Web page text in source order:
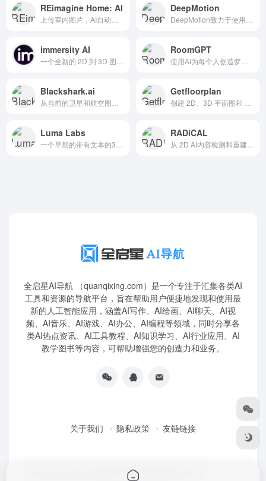
REimagine Home: AI DeepMotion
immersity AI RoomGPT
Blackshark.ai Getfloorplan
Luma Labs RADiCAL
全启星AI导航 （quanqixing.com）是一个专注于汇集各类AI
工具和资源的导航平台，旨在帮助用户便捷地发现和使用最
新的人工智能应用，涵盖AI写作、AI绘画、AI聊天、AI视
频、AI音乐、AI游戏、AI办公、AI编程等领域，同时分享各
类AI热点资讯、AI工具教程、AI知识学习、AI行业应用、AI
教学图书等内容，可帮助增强您的创造力和业务。
关于我们 隐私政策 友链链接
全启星AI导航鲁ICP备2023010227号